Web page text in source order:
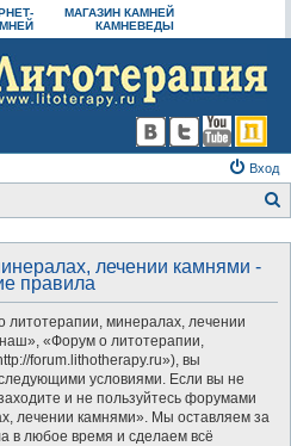
МАГАЗИН КАМНЕЙ
КАМНЕВЕДЫ
Вход
лечении камнями -
правила
минералах, лечении
«Форум о литотерапии,
forum.lithotherapy.ru»), вы
условиями. Если вы не
и не пользуйтесь форумами
лечении камнями». Мы оставляем за
в любое время и сделаем всё